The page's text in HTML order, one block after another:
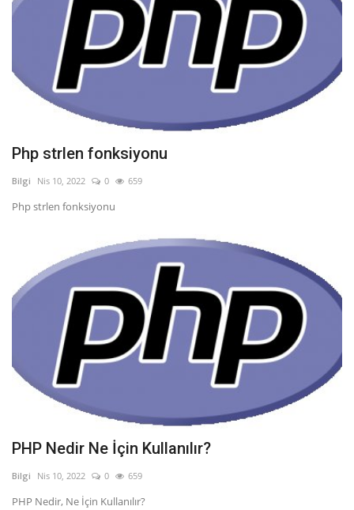
Php strlen fonksiyonu
Bilgi Nis 10, 2022 0 659
Php strlen fonksiyonu
PHP Nedir Ne İçin Kullanılır?
Bilgi Nis 10, 2022 0 659
PHP Nedir, Ne İçin Kullanılır?